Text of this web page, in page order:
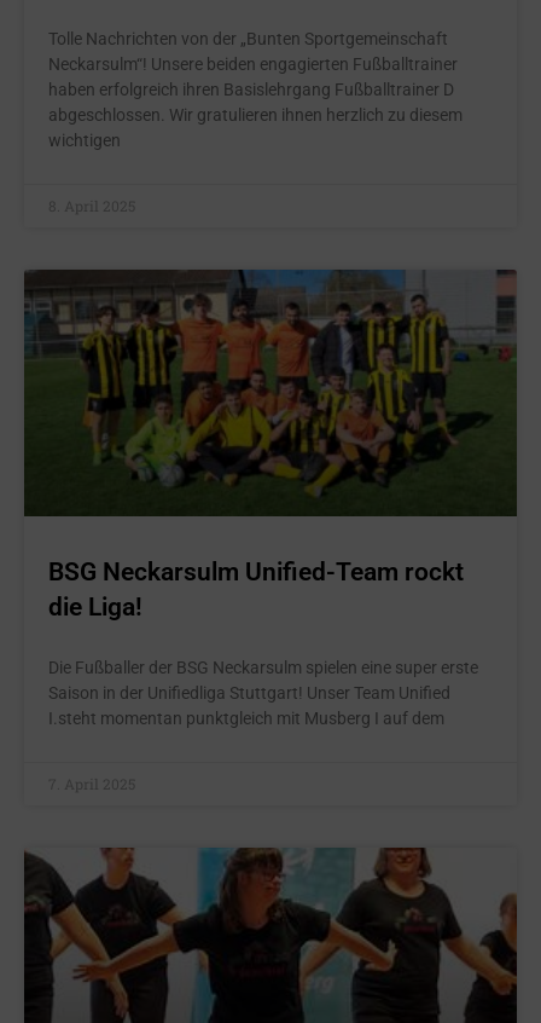
Tolle Nachrichten von der „Bunten Sportgemeinschaft
Neckarsulm“! Unsere beiden engagierten Fußballtrainer
haben erfolgreich ihren Basislehrgang Fußballtrainer D
abgeschlossen. Wir gratulieren ihnen herzlich zu diesem
wichtigen
8. April 2025
BSG Neckarsulm Unified-Team rockt
die Liga!
Die Fußballer der BSG Neckarsulm spielen eine super erste
Saison in der Unifiedliga Stuttgart! Unser Team Unified
I.steht momentan punktgleich mit Musberg I auf dem
7. April 2025